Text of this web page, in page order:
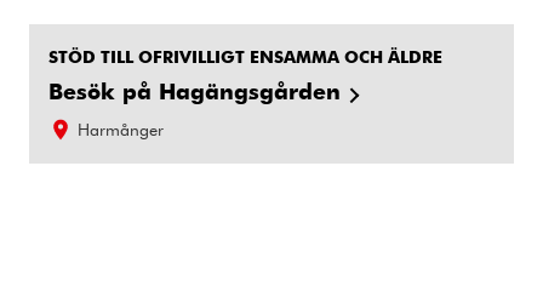
STÖD TILL OFRIVILLIGT ENSAMMA OCH ÄLDRE
Besök på Hagängsgården
Harmånger